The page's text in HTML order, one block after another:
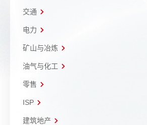
交通
电力
矿山与冶炼
油气与化工
零售
ISP
建筑地产